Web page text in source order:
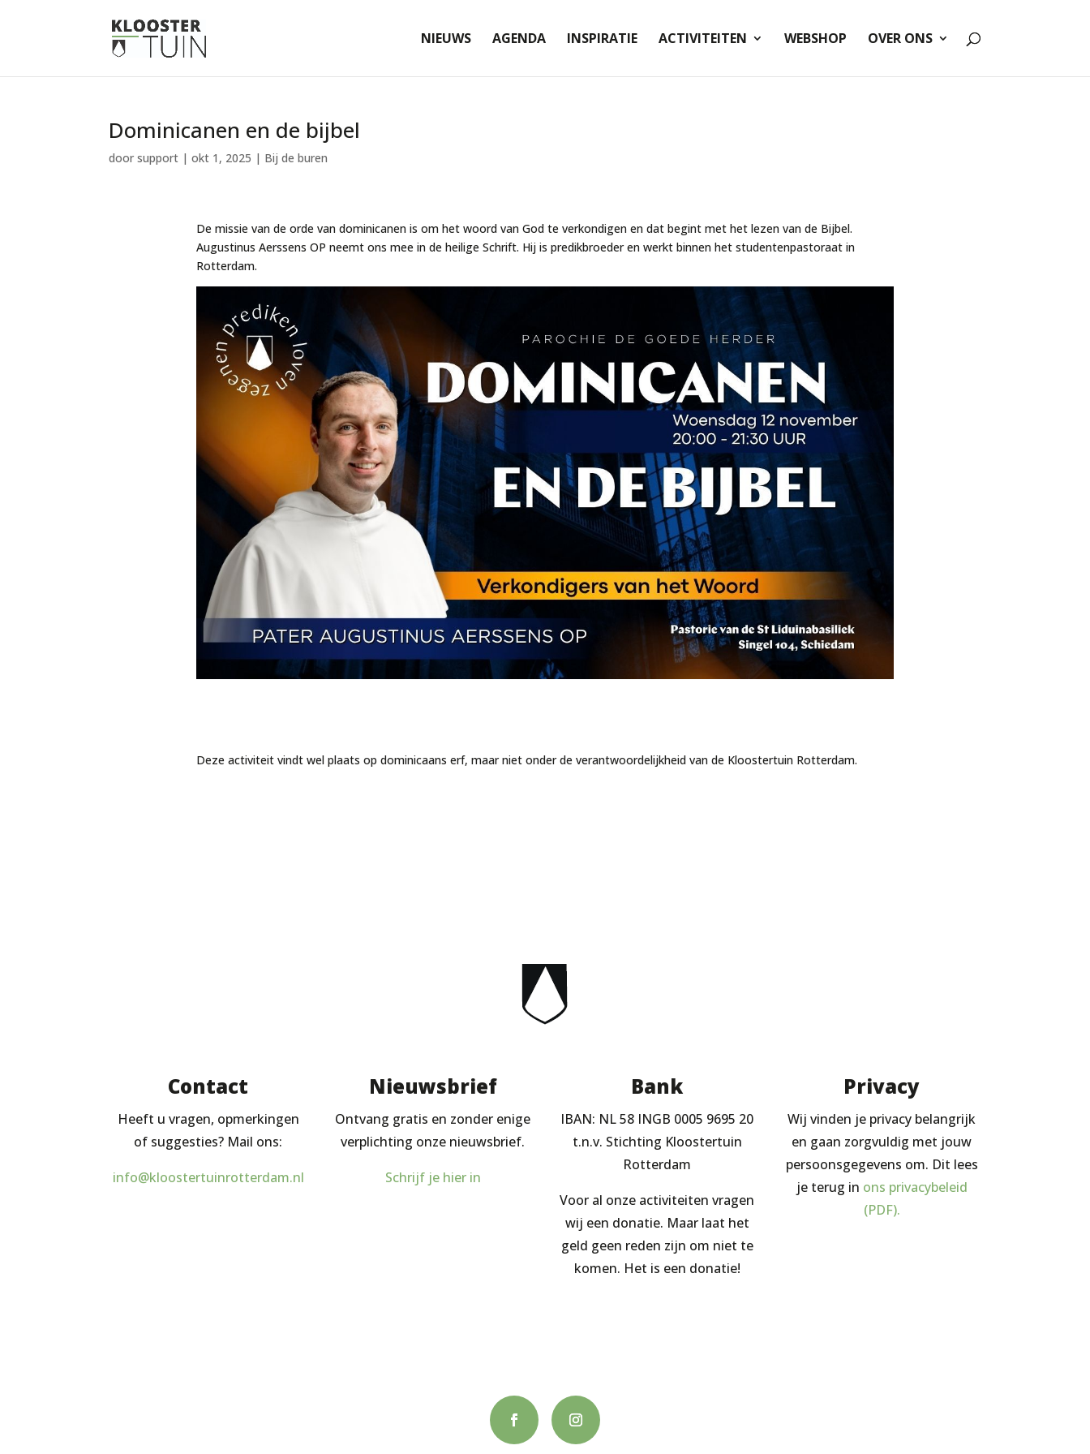
NIEUWS AGENDA INSPIRATIE ACTIVITEITEN WEBSHOP OVER ONS
Dominicanen en de bijbel
doorsupport |okt 1, 2025 | Bij de buren
De missie van de orde van dominicanen is om het woord van God te verkondigen en dat begint met het lezen van de Bijbel.
Augustinus Aerssens OP neemt ons mee in de heilige Schrift. Hij is predikbroeder en werkt binnen het studentenpastoraat in
Rotterdam.
Deze activiteit vindt wel plaats op dominicaans erf, maar niet onder de verantwoordelijkheid van de Kloostertuin Rotterdam.
Contact
Heeft u vragen, opmerkingen
of suggesties? Mail ons:
info@kloostertuinrotterdam.nl
Nieuwsbrief
Ontvang gratis en zonder enige
verplichting onze nieuwsbrief.
Schrijf je hier in
Bank
IBAN: NL 58 INGB 0005 9695 20
t.n.v. Stichting Kloostertuin
Rotterdam
Voor al onze activiteiten vragen
wij een donatie. Maar laat het
geld geen reden zijn om niet te
komen. Het is een donatie!
Privacy
Wij vinden je privacy belangrijk
en gaan zorgvuldig met jouw
persoonsgegevens om. Dit lees
je terug in ons privacybeleid
(PDF).